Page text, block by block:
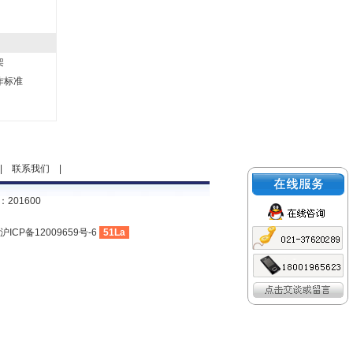
标准
联系我们
201600
沪ICP备12009659号-6 51La